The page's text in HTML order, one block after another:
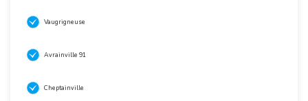
Vaugrigneuse
Avrainville 91
Cheptainville